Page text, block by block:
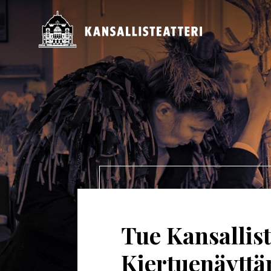
pääsisältöön
Päävalikko
Tue